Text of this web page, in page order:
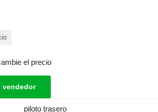
el precio
vendedor
piloto trasero